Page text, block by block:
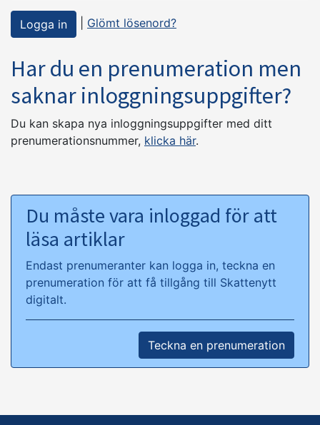
Glömt lösenord?
Har du en prenumeration men
saknar inloggningsuppgifter?
Du kan skapa nya inloggningsuppgifter med ditt
prenumerationsnummer, klicka här.
Du måste vara inloggad för att
läsa artiklar
Endast prenumeranter kan logga in, teckna en
prenumeration för att få tillgång till Skattenytt
digitalt.
Teckna en prenumeration